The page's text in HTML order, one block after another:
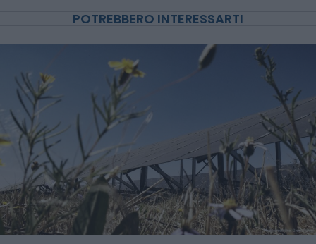
POTREBBERO INTERESSARTI